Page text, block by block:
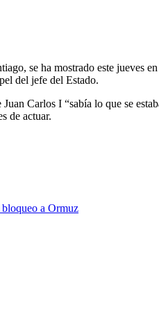
se ha mostrado este jueves
del jefe del Estado.
Carlos I “sabía lo que se
de actuar.
a Ormuz